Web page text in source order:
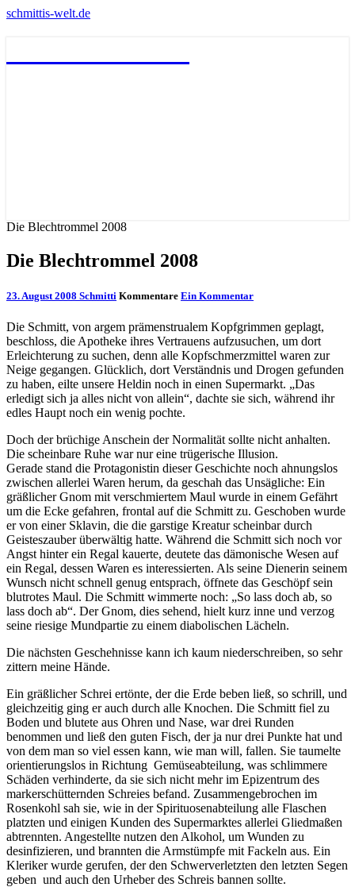
schmittis-welt.de
Die Blechtrommel 2008
Die Blechtrommel 2008
23. August 2008 Schmitti Kommentare Ein Kommentar
Die Schmitt, von argem prämenstrualem Kopfgrimmen geplagt,
beschloss, die Apotheke ihres Vertrauens aufzusuchen, um dort
Erleichterung zu suchen, denn alle Kopfschmerzmittel waren zur
Neige gegangen. Glücklich, dort Verständnis und Drogen gefunden
zu haben, eilte unsere Heldin noch in einen Supermarkt. „Das
erledigt sich ja alles nicht von allein“, dachte sie sich, während ihr
edles Haupt noch ein wenig pochte.
Doch der brüchige Anschein der Normalität sollte nicht anhalten.
Die scheinbare Ruhe war nur eine trügerische Illusion.
Gerade stand die Protagonistin dieser Geschichte noch ahnungslos
zwischen allerlei Waren herum, da geschah das Unsägliche: Ein
gräßlicher Gnom mit verschmiertem Maul wurde in einem Gefährt
um die Ecke gefahren, frontal auf die Schmitt zu. Geschoben wurde
er von einer Sklavin, die die garstige Kreatur scheinbar durch
Geisteszauber überwältig hatte. Während die Schmitt sich noch vor
Angst hinter ein Regal kauerte, deutete das dämonische Wesen auf
ein Regal, dessen Waren es interessierten. Als seine Dienerin seinem
Wunsch nicht schnell genug entsprach, öffnete das Geschöpf sein
blutrotes Maul. Die Schmitt wimmerte noch: „So lass doch ab, so
lass doch ab“. Der Gnom, dies sehend, hielt kurz inne und verzog
seine riesige Mundpartie zu einem diabolischen Lächeln.
Die nächsten Geschehnisse kann ich kaum niederschreiben, so sehr
zittern meine Hände.
Ein gräßlicher Schrei ertönte, der die Erde beben ließ, so schrill, und
gleichzeitig ging er auch durch alle Knochen. Die Schmitt fiel zu
Boden und blutete aus Ohren und Nase, war drei Runden
benommen und ließ den guten Fisch, der ja nur drei Punkte hat und
von dem man so viel essen kann, wie man will, fallen. Sie taumelte
orientierungslos in Richtung Gemüseabteilung, was schlimmere
Schäden verhinderte, da sie sich nicht mehr im Epizentrum des
markerschütternden Schreies befand. Zusammengebrochen im
Rosenkohl sah sie, wie in der Spirituosenabteilung alle Flaschen
platzten und einigen Kunden des Supermarktes allerlei Gliedmaßen
abtrennten. Angestellte nutzen den Alkohol, um Wunden zu
desinfizieren, und brannten die Armstümpfe mit Fackeln aus. Ein
Kleriker wurde gerufen, der den Schwerverletzten den letzten Segen
geben und auch den Urheber des Schreis bannen sollte.